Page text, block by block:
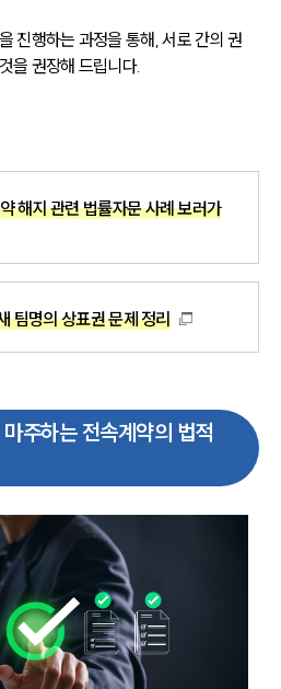
진행하는 과정을 통해, 서로 간의 권
을 권장해 드립니다.
해지 관련 법률자문 사례 보러가
팀명의 상표권 문제 정리
주하는 전속계약의 법적